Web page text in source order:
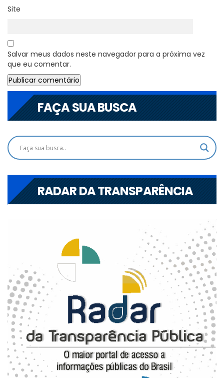
Site
Salvar meus dados neste navegador para a próxima vez
que eu comentar.
FAÇA SUA BUSCA
RADAR DA TRANSPARÊNCIA